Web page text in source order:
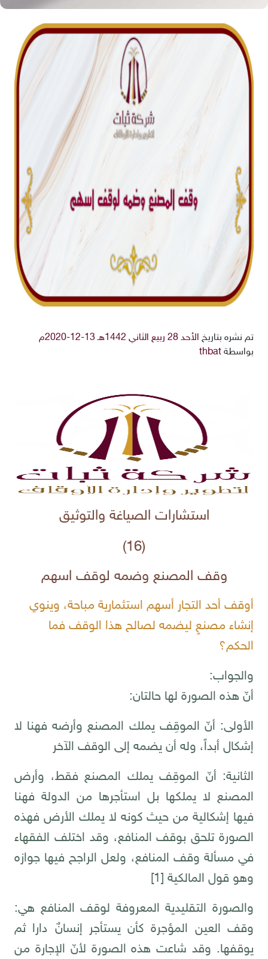
تم نشره بتاريخ الأحد 28 ربيع الثاني 1442هـ 13-12-2020م
بواسطة thbat
استشارات الصياغة والتوثيق
(16)
وقف المصنع وضمه لوقف اسهم
أوقف أحد التجار أسهم استثمارية مباحة، وينوي
إنشاء مصنعٍ ليضمه لصالح هذا الوقف فما
الحكم؟
والجواب:
أنّ هذه الصورة لها حالتان:
الأولى: أنّ الموقِف يملك المصنع وأرضه فهنا لا
إشكال أبداً، وله أن يضمه إلى الوقف الآخر
الثانية: أنّ الموقِف يملك المصنع فقط، وأرض
المصنع لا يملكها بل استأجرها من الدولة فهنا
فيها إشكالية من حيث كونه لا يملك الأرض فهذه
الصورة تلحق بوقف المنافع، وقد اختلف الفقهاء
في مسألة وقف المنافع، ولعل الراجح فيها جوازه
وهو قول المالكية [1]
والصورة التقليدية المعروفة لوقف المنافع هي:
وقف العين المؤجرة كأن يستأجر إنسانٌ دارا ثم
يوقفها. وقد شاعت هذه الصورة لأنّ الإجارة من